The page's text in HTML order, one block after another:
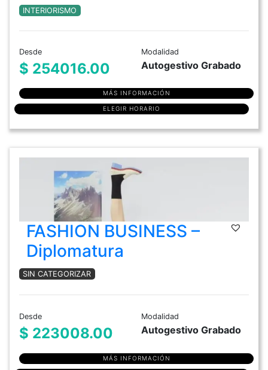
INTERIORISMO
Desde
$ 254016.00
Modalidad
Autogestivo Grabado
MÁS INFORMACIÓN
ELEGIR HORARIO
FASHION BUSINESS –
Diplomatura
SIN CATEGORIZAR
Desde
$ 223008.00
Modalidad
Autogestivo Grabado
MÁS INFORMACIÓN